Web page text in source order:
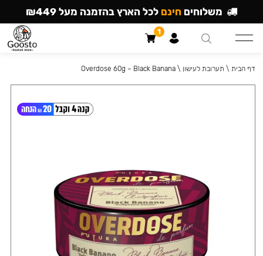
דף הבית \ תערובת לעישון \
Overdose 60g – Black Banana
משלוחים חינם לכל הארץ בהזמנה מעל ₪449
1